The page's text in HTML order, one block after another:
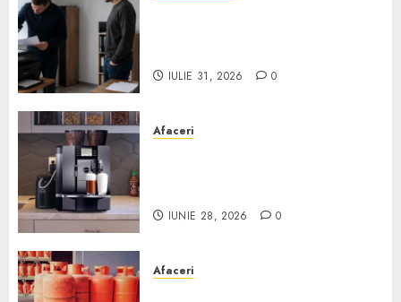
IULIE 31, 2026 0
Afaceri
IUNIE 28, 2026 0
Afaceri